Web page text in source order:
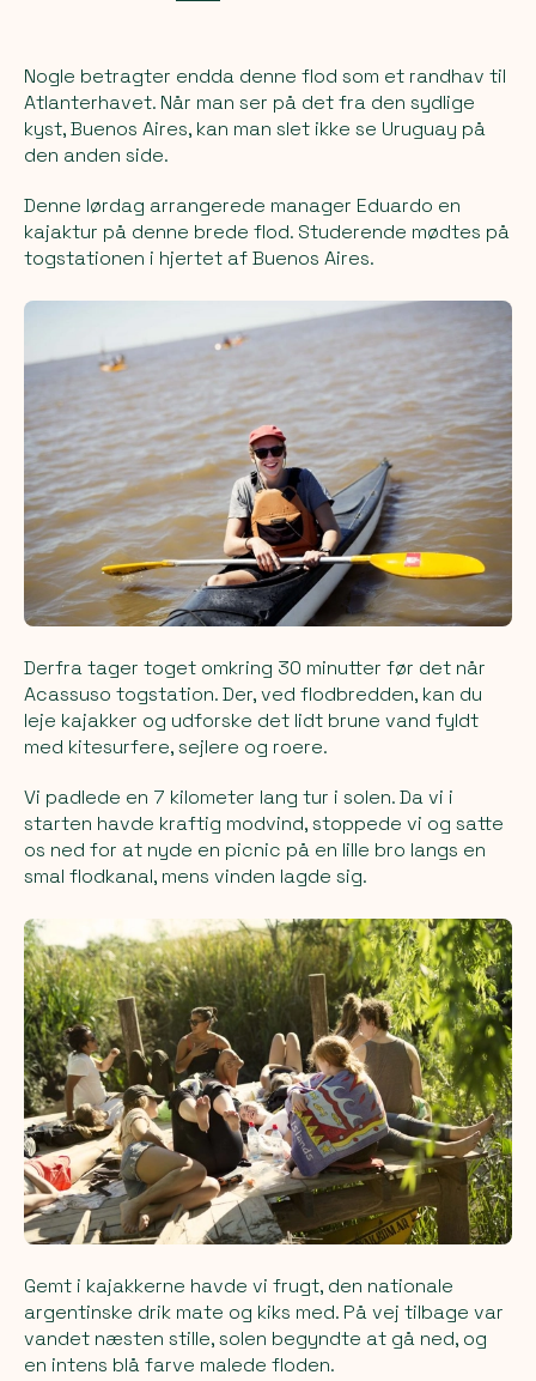
Nogle betragter endda denne flod som et randhav til
Atlanterhavet. Når man ser på det fra den sydlige
kyst, Buenos Aires, kan man slet ikke se Uruguay på
den anden side.
Denne lørdag arrangerede manager Eduardo en
kajaktur på denne brede flod. Studerende mødtes på
togstationen i hjertet af Buenos Aires.
Derfra tager toget omkring 30 minutter før det når
Acassuso togstation. Der, ved flodbredden, kan du
leje kajakker og udforske det lidt brune vand fyldt
med kitesurfere, sejlere og roere.
Vi padlede en 7 kilometer lang tur i solen. Da vi i
starten havde kraftig modvind, stoppede vi og satte
os ned for at nyde en picnic på en lille bro langs en
smal flodkanal, mens vinden lagde sig.
Gemt i kajakkerne havde vi frugt, den nationale
argentinske drik mate og kiks med. På vej tilbage var
vandet næsten stille, solen begyndte at gå ned, og
en intens blå farve malede floden.